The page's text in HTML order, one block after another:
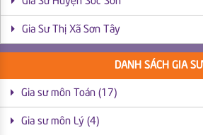
Gia Sư Thị Xã Sơn Tây
DANH SÁCH GIA SƯ
Gia sư môn Toán (17)
Gia sư môn Lý (4)